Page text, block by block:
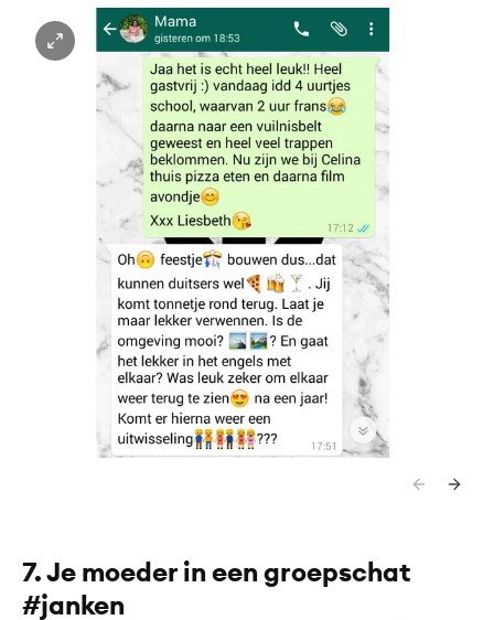
7. Je moeder in een groepschat
#janken